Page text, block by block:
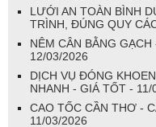
LƯỚI AN TOÀN BÌNH
TRÌNH, ĐÚNG QUY
NÊM CÂN BẰNG
12/03/2026
DỊCH VỤ ĐÓNG
NHANH - GIÁ TỐT - 11/
CAO TỐC CẦN THƠ -
11/03/2026